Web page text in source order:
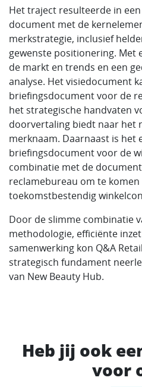
Het traject resulteerde in
document met de
merkstrategie, inclusief
gewenste positionering. Met
de markt en trends en een
analyse. Het visiedocument
briefingsdocument voor de
het strategische handvaten
doorvertaling biedt naar het
merknaam. Daarnaast is het
briefingsdocument voor de
combinatie met de
reclamebureau om te
toekomstbestendig
Door de slimme combinatie
methodologie, efficiënte
samenwerking kon Q&A
strategisch fundament
van New Beauty Hub.
Heb jij ook
voor